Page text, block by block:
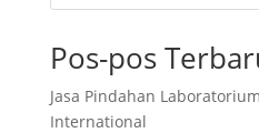
Pos-pos
Jasa Pindahan
International